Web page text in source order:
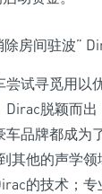
尝试寻觅用以
脱颖而出
品牌都成为
其他的声学
的技术；